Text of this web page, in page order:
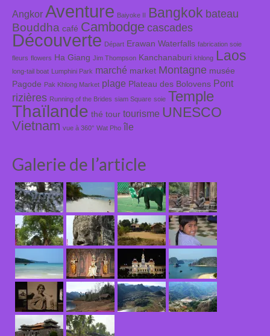
Angkor Aventure Baiyoke II Bangkok bateau
Bouddha café Cambodge cascades
Découverte Départ Erawan Waterfalls fabrication soie
fleurs flowers Ha Giang Jim Thompson Kanchanaburi khlong Laos
long-tail boat Lumphini Park marché market Montagne musée
Pagode Pak Khlong Market plage Plateau des Bolovens Pont
rizières Running of the Brides siam Square soie Temple
Thaïlande thé tour tourisme UNESCO
Vietnam vue à 360° Wat Pho île
Galerie de l’article